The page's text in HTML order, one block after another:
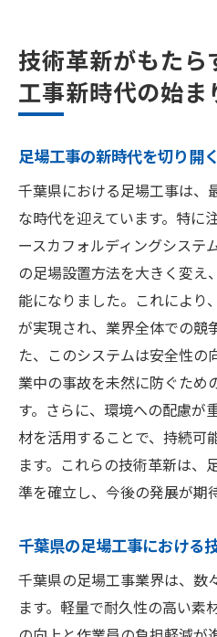
技術革新がもた
工事新時代の始ま
足場工事の新時代を切り開
千葉県における足場工事は、
な時代を迎えています。特に
ースカフォルディングシステ
の足場設置方法を大きく変え
能になりました。これにより
が実現され、業界全体での競
た、このシステムは安全性の
業中の事故を未然に防ぐため
す。さらに、環境への配慮が
材を活用することで、持続可
ます。これらの技術革新は、
準を確立し、今後の発展が期
千葉県の足場工事における
千葉県の足場工事業界は、数
ます。軽量で耐久性の高い素